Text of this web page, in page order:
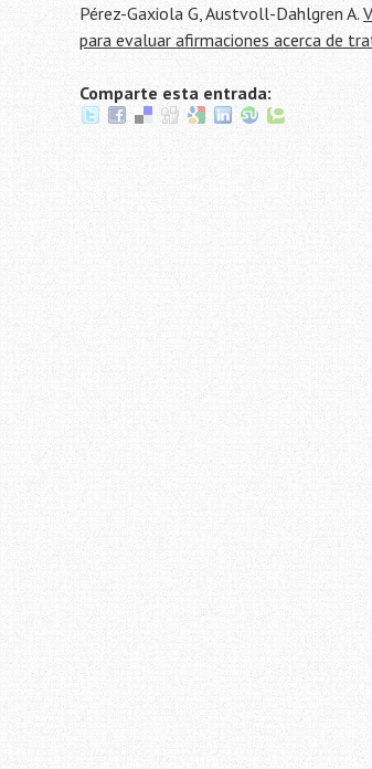
Pérez-Gaxiola G, Austvoll-Dahlgren A.
para evaluar afirmaciones acerca de
Comparte esta entrada: